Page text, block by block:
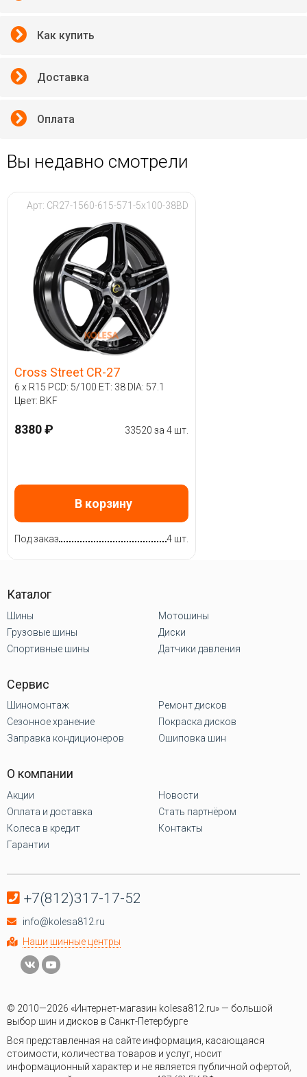
Как купить
Доставка
Оплата
Вы недавно смотрели
Арт: CR27-1560-615-571-5x100-38BD
Cross Street CR-27
6 x R15 PCD: 5/100 ET: 38 DIA: 57.1
Цвет: BKF
8380 ₽ 33520 за 4 шт.
В корзину
Под заказ 4 шт.
Каталог
Шины
Грузовые шины
Спортивные шины
Мотошины
Диски
Датчики давления
Сервис
Шиномонтаж
Сезонное хранение
Заправка кондиционеров
Ремонт дисков
Покраска дисков
Ошиповка шин
О компании
Акции
Оплата и доставка
Колеса в кредит
Гарантии
Новости
Стать партнёром
Контакты
+7(812)317-17-52
info@kolesa812.ru
Наши шинные центры
© 2010—2026 «Интернет-магазин kolesa812.ru» — большой
выбор шин и дисков в Санкт-Петербурге
Вся представленная на сайте информация, касающаяся
стоимости, количества товаров и услуг, носит
информационный характер и не является публичной офертой,